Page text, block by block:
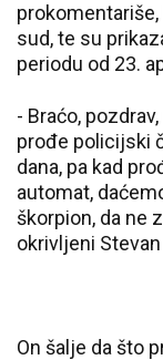
sud, te su
periodu od 23.
- Braćo,
prođe policijski
dana, pa kad
automat,
škorpion, da ne
okrivljeni
On šalje da što